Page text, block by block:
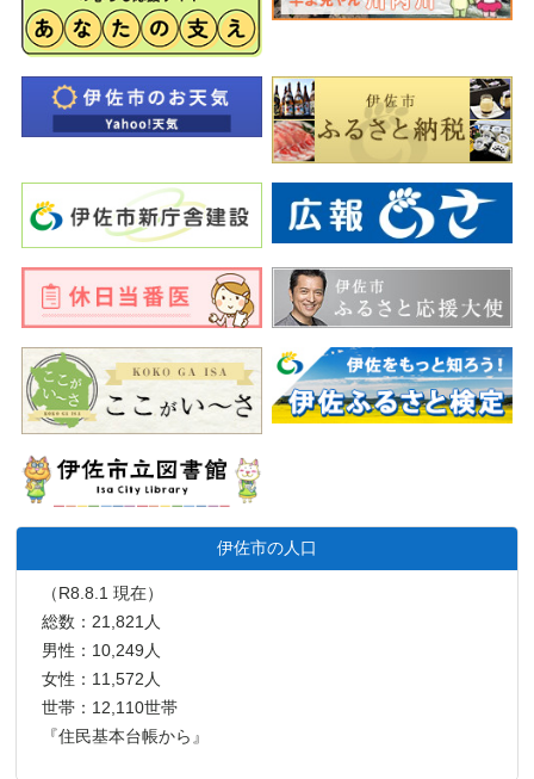
伊佐市の人口
（R8.8.1 現在）
総数：21,821人
男性：10,249人
女性：11,572人
世帯：12,110世帯
『住民基本台帳から』